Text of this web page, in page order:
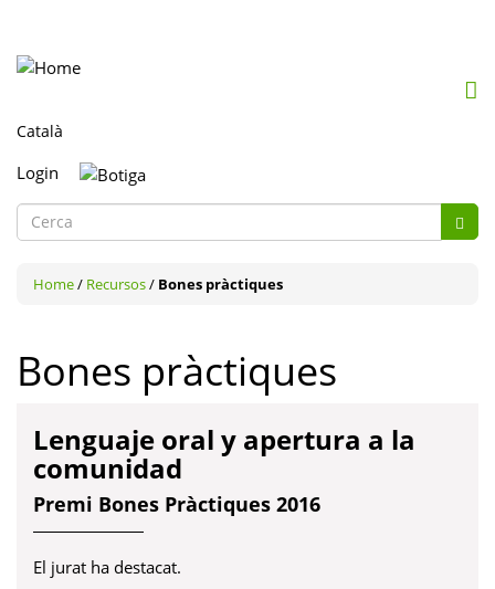
Login
Formulari
cerca
Home/ Recursos/ Bones pràctiques
Bones pràctiques
Lenguaje oral y apertura a la
comunidad
Premi Bones Pràctiques 2016
El jurat ha destacat.